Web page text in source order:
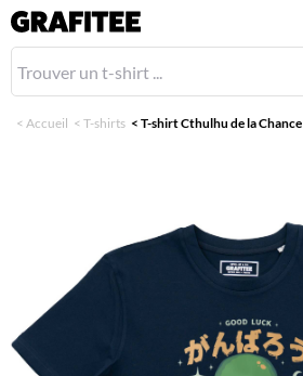
< Accueil < T-shirts < T-shirt Cthulhu de la Chance